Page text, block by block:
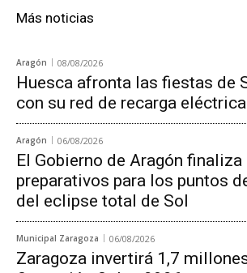
Más noticias
Aragón 08/08/2026
Huesca afronta las fiestas de
con su red de recarga
Aragón 06/08/2026
El Gobierno de Aragón finaliza
preparativos para los puntos
del eclipse total de Sol
Municipal Zaragoza 06/08/2026
Zaragoza invertirá 1,7